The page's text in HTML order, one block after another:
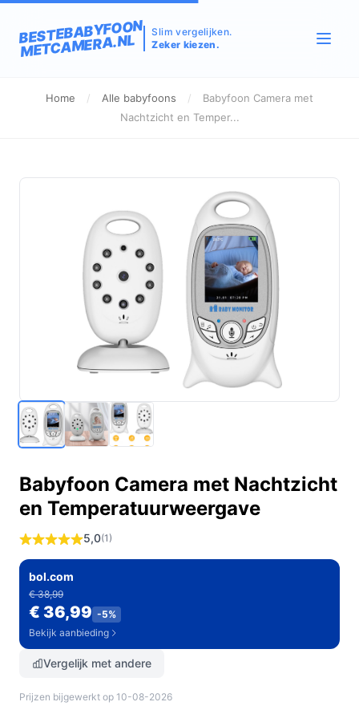
BESTEBABYFOON
METCAMERA.NL
Slim vergelijken.
Zeker kiezen.
Home / Alle babyfoons /
Babyfoon Camera met
Nachtzicht en Temper...
Babyfoon Camera met Nachtzicht
en Temperatuurweergave
5,0(1)
bol.com
€ 38,99
€ 36,99 -5%
Bekijk aanbieding
Vergelijk met andere
Prijzen bijgewerkt op 10-08-2026